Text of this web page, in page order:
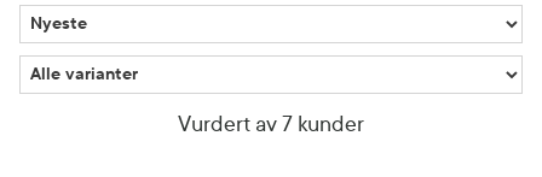
Vurdert av 7 kunder